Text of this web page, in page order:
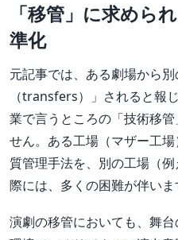
「移管」に求めら
準化
元記事では、ある劇場から
（transfers）」されると報
業で言うところの「技術移
せん。ある工場（マザー工
質管理手法を、別の工場（
際には、多くの困難が伴いま
演劇の移管においても、舞